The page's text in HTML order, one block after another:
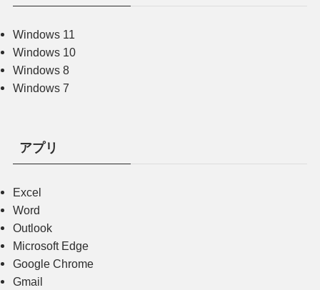
Windows 11
Windows 10
Windows 8
Windows 7
アプリ
Excel
Word
Outlook
Microsoft Edge
Google Chrome
Gmail